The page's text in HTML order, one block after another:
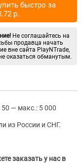
быстро за
p.
Не соглашайтесь на
продавца начать
вне сайта PlayNTrade,
оказаться обманутым.
— макс.: 5 000
из России и СНГ.
заказать у нас в